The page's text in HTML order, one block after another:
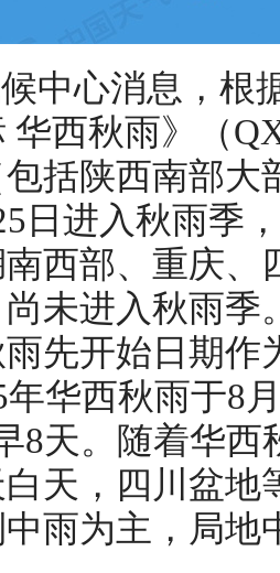
中心消息， 根
华西秋雨》（
括陕西南部大
日进入秋雨季
西部、重庆、
未进入秋雨
先开始日期作
年华西秋雨于8
8天。随着华
天，四川盆地
雨为主，局地